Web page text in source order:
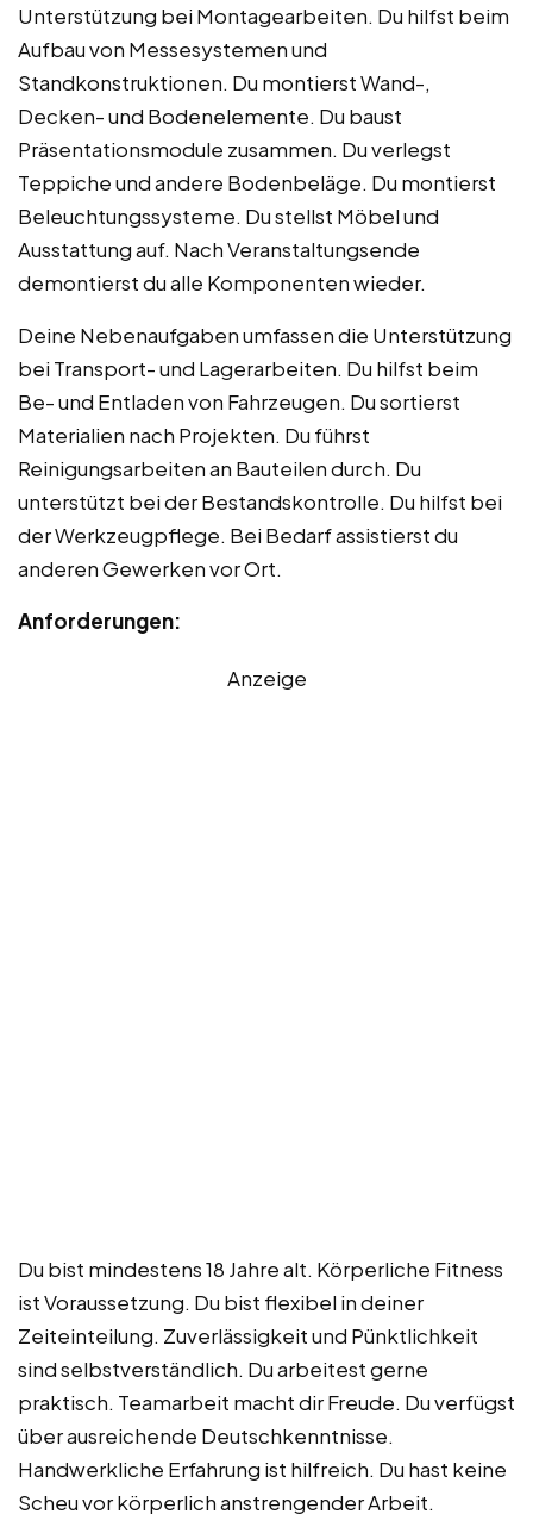
Unterstützung bei Montagearbeiten. Du hilfst beim
Aufbau von Messesystemen und
Standkonstruktionen. Du montierst Wand-,
Decken- und Bodenelemente. Du baust
Präsentationsmodule zusammen. Du verlegst
Teppiche und andere Bodenbeläge. Du montierst
Beleuchtungssysteme. Du stellst Möbel und
Ausstattung auf. Nach Veranstaltungsende
demontierst du alle Komponenten wieder.
Deine Nebenaufgaben umfassen die Unterstützung
bei Transport- und Lagerarbeiten. Du hilfst beim
Be- und Entladen von Fahrzeugen. Du sortierst
Materialien nach Projekten. Du führst
Reinigungsarbeiten an Bauteilen durch. Du
unterstützt bei der Bestandskontrolle. Du hilfst bei
der Werkzeugpflege. Bei Bedarf assistierst du
anderen Gewerken vor Ort.
Anforderungen:
Anzeige
Du bist mindestens 18 Jahre alt. Körperliche Fitness
ist Voraussetzung. Du bist flexibel in deiner
Zeiteinteilung. Zuverlässigkeit und Pünktlichkeit
sind selbstverständlich. Du arbeitest gerne
praktisch. Teamarbeit macht dir Freude. Du verfügst
über ausreichende Deutschkenntnisse.
Handwerkliche Erfahrung ist hilfreich. Du hast keine
Scheu vor körperlich anstrengender Arbeit.